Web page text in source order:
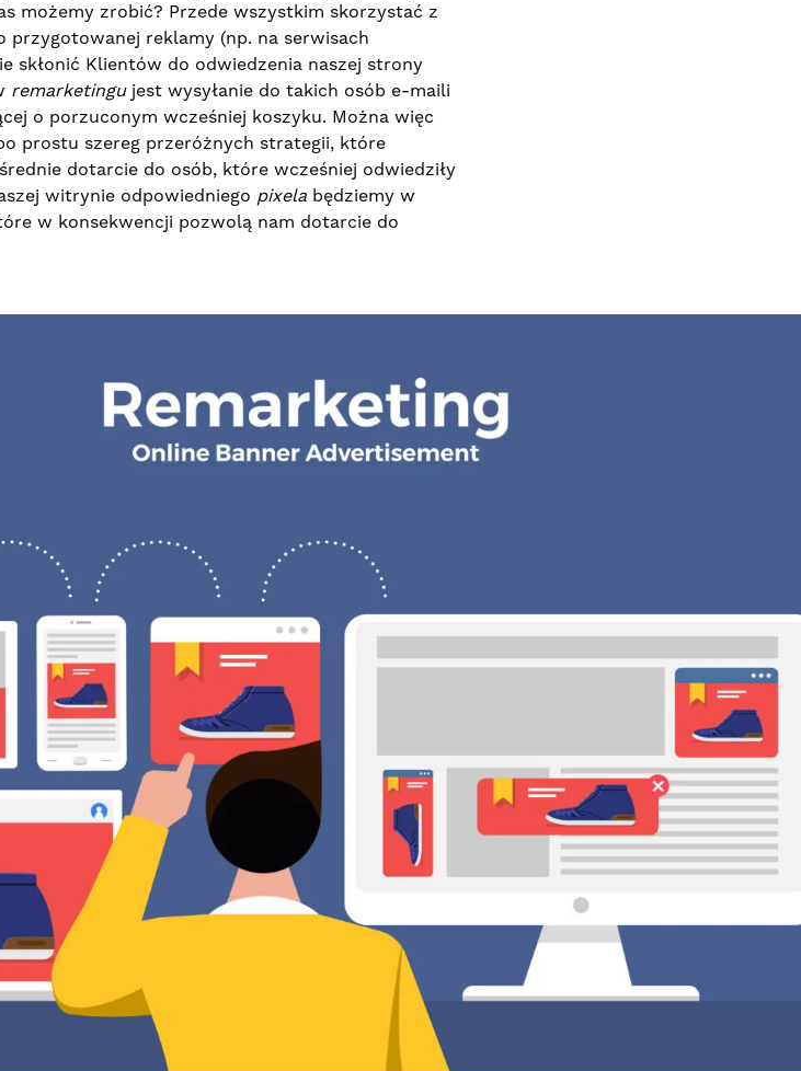
możemy zrobić? Przede wszystkim skorzystać z
przygotowanej reklamy (np. na serwisach
skłonić Klientów do odwiedzenia naszej strony
remarketingujest wysyłanie do takich osób e-maili
o porzuconym wcześniej koszyku. Można więc
prostu szereg przeróżnych strategii, które
dotarcie do osób, które wcześniej odwiedziły
witrynie odpowiedniego pixela będziemy w
w konsekwencji pozwolą nam dotarcie do